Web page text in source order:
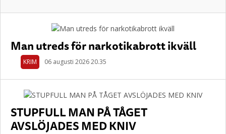
Man utreds för narkotikabrott ikväll
KRIM 06 augusti 2026 20.35
STUPFULL MAN PÅ TÅGET
AVSLÖJADES MED KNIV